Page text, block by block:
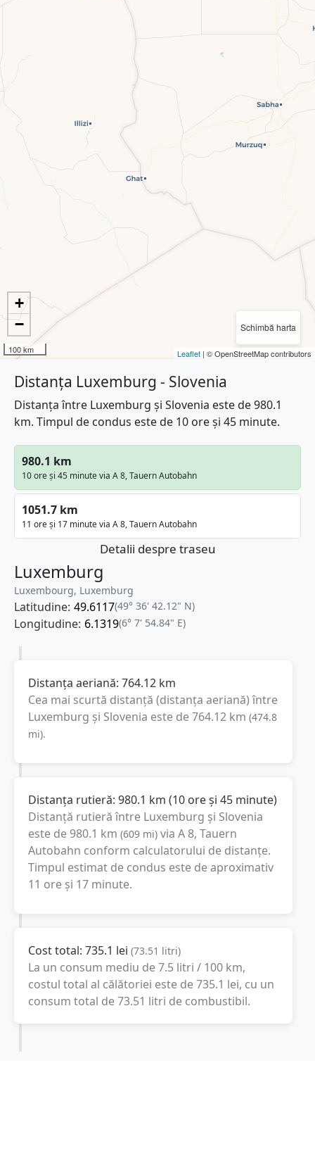
Schimbă harta
+
−
100 km Leaflet | © OpenStreetMap contributors
Distanța Luxemburg - Slovenia
Distanța între Luxemburg și Slovenia este de 980.1
km. Timpul de condus este de 10 ore și 45 minute.
980.1 km
10 ore și 45 minute via A 8, Tauern Autobahn
1051.7 km
11 ore și 17 minute via A 8, Tauern Autobahn
Detalii despre traseu
Luxemburg
Luxembourg, Luxemburg
Latitudine: 49.6117(49° 36' 42.12" N)
Longitudine: 6.1319(6° 7' 54.84" E)
Distanța aeriană: 764.12 km
Cea mai scurtă distanță (distanța aeriană) între
Luxemburg și Slovenia este de764.12 km (474.8
mi).
Distanța rutieră: 980.1 km (10 ore și 45 minute)
Distanță rutieră între Luxemburg și Slovenia
este de 980.1 km (609 mi) via A 8, Tauern
Autobahn conform calculatorului de distanțe.
Timpul estimat de condus este de aproximativ
11 ore și 17 minute.
Cost total: 735.1 lei (73.51 litri)
La un consum mediu de7.5 litri / 100 km,
costul total al călătoriei este de735.1 lei, cu un
consum total de73.51 litri de combustibil.